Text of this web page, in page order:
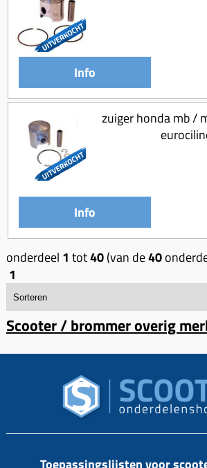
Info
zuiger honda mb /
Info
onderdeel 1 tot40(van de40
1
Scooter / brommer overig
Toepassingslijsten voor